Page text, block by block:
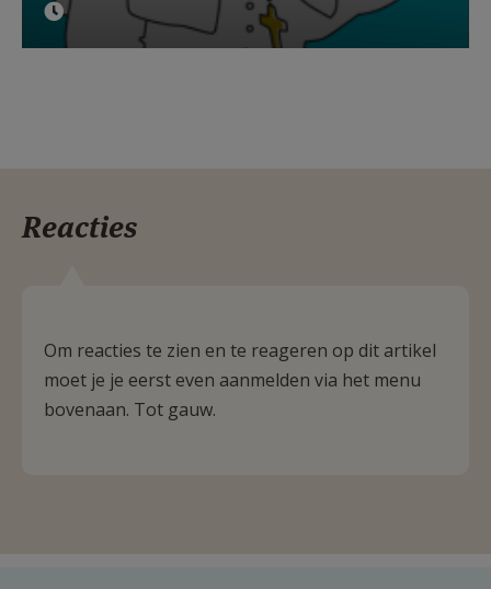
Reacties
Om reacties te zien en te reageren op dit artikel
moet je je eerst even aanmelden via het menu
bovenaan. Tot gauw.